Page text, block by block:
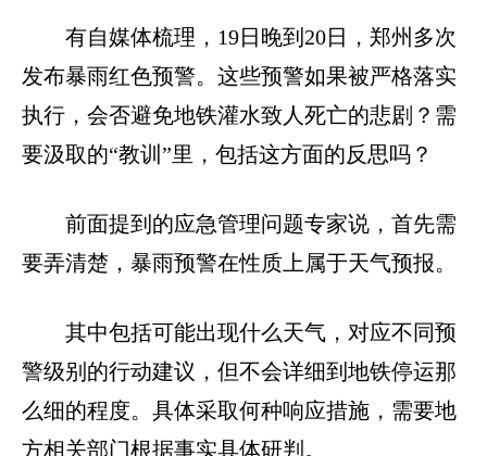
有自媒体梳理，19日晚到20日，郑州多次
发布暴雨红色预警。这些预警如果被严格落实
执行，会否避免地铁灌水致人死亡的悲剧？需
要汲取的“教训”里，包括这方面的反思吗？
前面提到的应急管理问题专家说，首先需
要弄清楚，暴雨预警在性质上属于天气预报。
其中包括可能出现什么天气，对应不同预
警级别的行动建议，但不会详细到地铁停运那
么细的程度。具体采取何种响应措施，需要地
方相关部门根据事实具体研判。